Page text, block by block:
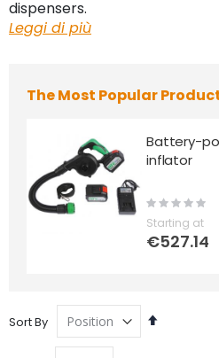
dispensers.
Leggi di più
The Most Popular
Battery-
inflator
Rating:
Starting at
€527.14
Sort By
Set